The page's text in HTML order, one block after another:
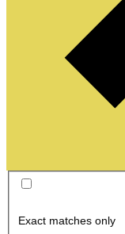
Exact matches only